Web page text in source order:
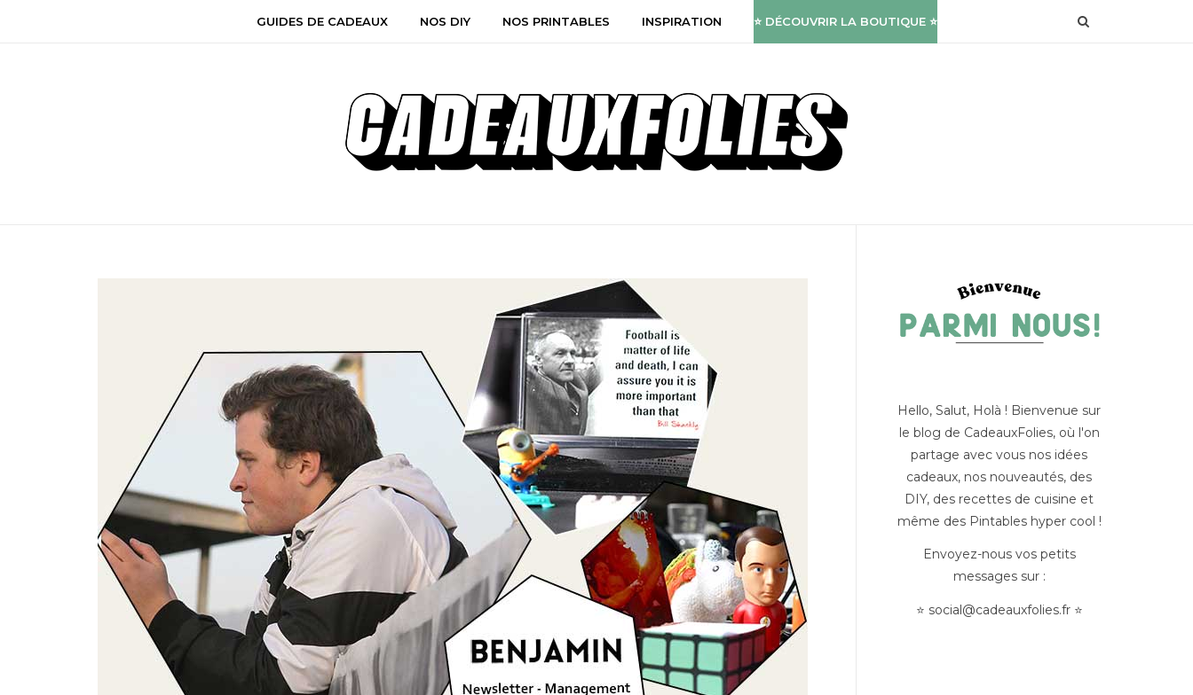
GUIDES DE CADEAUX NOS DIY NOS PRINTABLES INSPIRATION ⭐ DÉCOUVRIR LA BOUTIQUE ⭐
Hello, Salut, Holà ! Bienvenue sur
le blog de CadeauxFolies, où l'on
partage avec vous nos idées
cadeaux, nos nouveautés, des
DIY, des recettes de cuisine et
même des Pintables hyper cool !
Envoyez-nous vos petits
messages sur :
⭐ social@cadeauxfolies.fr⭐